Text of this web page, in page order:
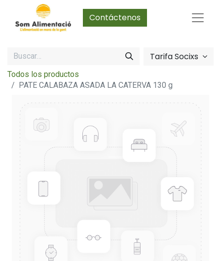
Contáctenos
Tarifa Socixs
Todos los productos
PATE CALABAZA ASADA LA CATERVA 130 g